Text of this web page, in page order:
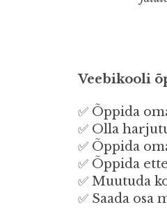
Veebikooli
✅ Õppida
✅ Olla
✅ Õppida
✅ Õppida
✅ Muutuda
✅ Saada